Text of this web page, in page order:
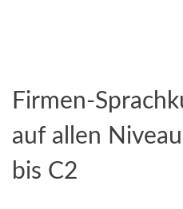
Firmen-
auf allen
bis C2